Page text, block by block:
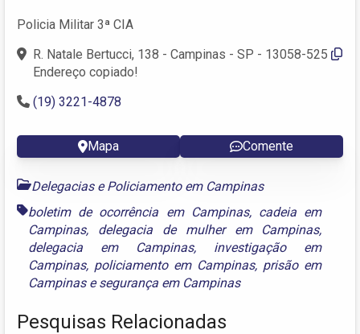
Policia Militar 3ª CIA
R. Natale Bertucci, 138 - Campinas - SP - 13058-525
Endereço copiado!
(19) 3221-4878
Mapa Comente
Delegacias e Policiamento em Campinas
boletim de ocorrência em Campinas, cadeia em
Campinas, delegacia de mulher em Campinas,
delegacia em Campinas, investigação em
Campinas, policiamento em Campinas, prisão em
Campinasesegurança em Campinas
Pesquisas Relacionadas